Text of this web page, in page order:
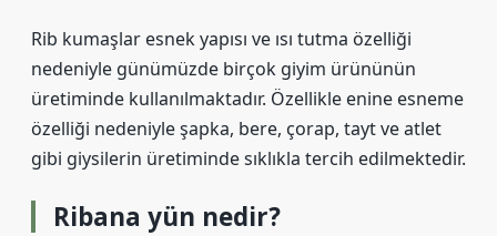
Rib kumaşlar esnek yapısı ve ısı tutma özelliği
nedeniyle günümüzde birçok giyim ürününün
üretiminde kullanılmaktadır. Özellikle enine esneme
özelliği nedeniyle şapka, bere, çorap, tayt ve atlet
gibi giysilerin üretiminde sıklıkla tercih edilmektedir.
Ribana yün nedir?